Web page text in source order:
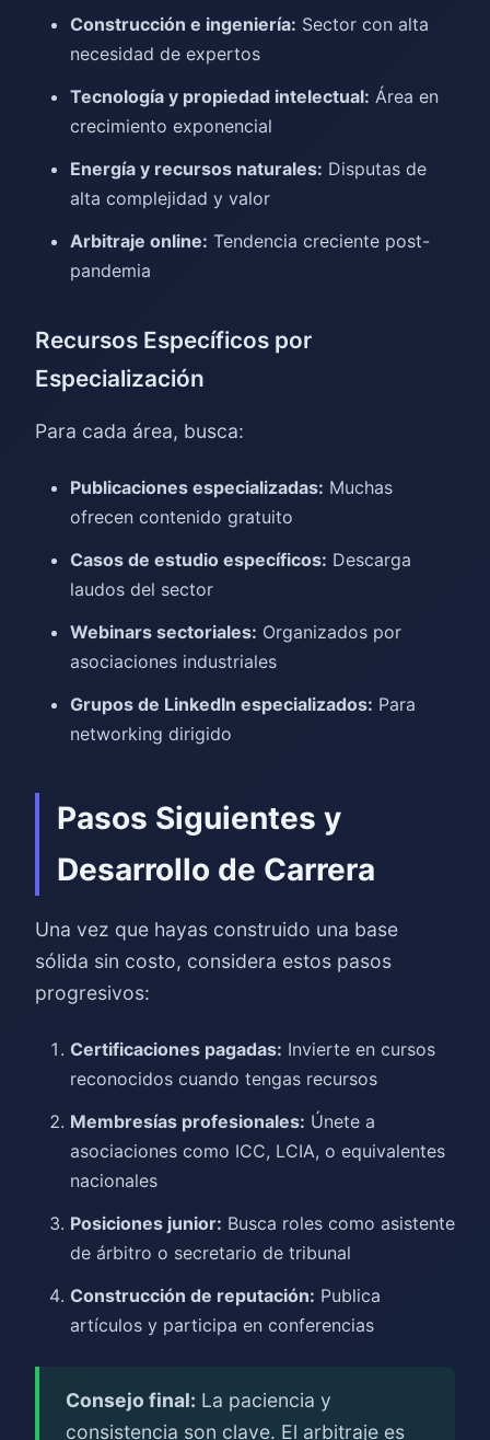
Construcción e ingeniería: Sector con alta
necesidad de expertos
Tecnología y propiedad intelectual: Área en
crecimiento exponencial
Energía y recursos naturales: Disputas de
alta complejidad y valor
Arbitraje online: Tendencia creciente post-
pandemia
Recursos Específicos por
Especialización
Para cada área, busca:
Publicaciones especializadas: Muchas
ofrecen contenido gratuito
Casos de estudio específicos: Descarga
laudos del sector
Webinars sectoriales: Organizados por
asociaciones industriales
Grupos de LinkedIn especializados: Para
networking dirigido
Pasos Siguientes y
Desarrollo de Carrera
Una vez que hayas construido una base
sólida sin costo, considera estos pasos
progresivos:
Certificaciones pagadas: Invierte en cursos
reconocidos cuando tengas recursos
Membresías profesionales: Únete a
asociaciones como ICC, LCIA, o equivalentes
nacionales
Posiciones junior: Busca roles como asistente
de árbitro o secretario de tribunal
Construcción de reputación: Publica
artículos y participa en conferencias
Consejo final: La paciencia y
consistencia son clave. El arbitraje es